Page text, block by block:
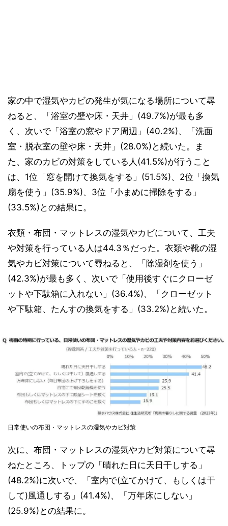
家の中で湿気やカビの発生が気になる場所について尋
ねると、「浴室の壁や床・天井」(49.7%)が最も多
く、次いで「浴室の窓やドア周辺」(40.2%)、「洗面
室・脱衣室の壁や床・天井」(28.0%)と続いた。ま
た、家のカビの対策をしている人(41.5%)が行うこと
は、1位「窓を開けて換気をする」(51.5%)、2位「換気
扇を使う」(35.9%)、3位「小まめに掃除をする」
(33.5%)との結果に。
衣類・布団・マットレスの湿気やカビについて、工夫
や対策を行っている人は44.3％だった。衣類や靴の湿
気やカビ対策について尋ねると、「除湿剤を使う」
(42.3%)が最も多く、次いで「使用後すぐにクローゼ
ットや下駄箱に入れない」(36.4%)、「クローゼット
や下駄箱、たんすの換気をする」(33.2%)と続いた。
日常使いの布団・マットレスの湿気やカビ対策
次に、布団・マットレスの湿気やカビ対策について尋
ねたところ、トップの「晴れた日に天日干しする」
(48.2%)に次いで、「室内で(立てかけて、もしくは干
して)風通しする」(41.4%)、「万年床にしない」
(25.9%)との結果に。